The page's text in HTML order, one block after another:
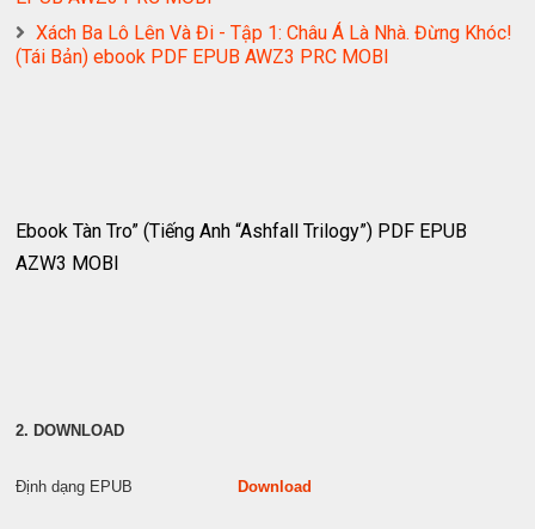
Xách Ba Lô Lên Và Đi - Tập 1: Châu Á Là Nhà. Đừng Khóc!
(Tái Bản) ebook PDF EPUB AWZ3 PRC MOBI
Ebook Tàn Tro” (Tiếng Anh “Ashfall Trilogy”) PDF EPUB
AZW3 MOBI
2. DOWNLOAD
Định dạng EPUBDownload